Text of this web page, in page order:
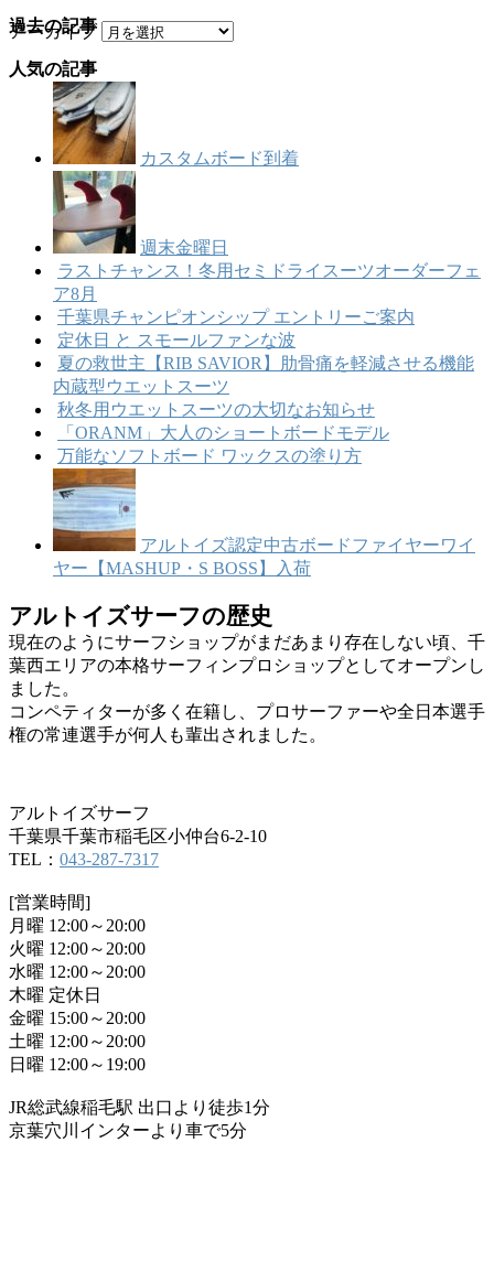
過去の記事
アーカイブ
人気の記事
カスタムボード到着
週末金曜日
ラストチャンス！冬用セミドライスーツオーダーフェ
ア8月
千葉県チャンピオンシップ エントリーご案内
定休日 と スモールファンな波
夏の救世主【RIB SAVIOR】肋骨痛を軽減させる機能
内蔵型ウエットスーツ
秋冬用ウエットスーツの大切なお知らせ
「ORANM」大人のショートボードモデル
万能なソフトボード ワックスの塗り方
アルトイズ認定中古ボードファイヤーワイ
ヤー【MASHUP・S BOSS】入荷
アルトイズサーフの歴史
現在のようにサーフショップがまだあまり存在しない頃、千
葉西エリアの本格サーフィンプロショップとしてオープンし
ました。
コンペティターが多く在籍し、プロサーファーや全日本選手
権の常連選手が何人も輩出されました。
アルトイズサーフ
千葉県千葉市稲毛区小仲台6-2-10
TEL： 043-287-7317
[営業時間]
月曜 12:00～20:00
火曜 12:00～20:00
水曜 12:00～20:00
木曜 定休日
金曜 15:00～20:00
土曜 12:00～20:00
日曜 12:00～19:00
JR総武線稲毛駅 出口より徒歩1分
京葉穴川インターより車で5分